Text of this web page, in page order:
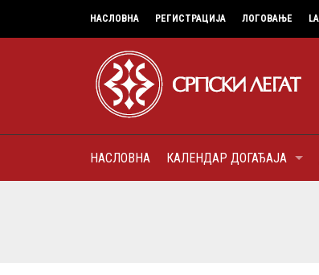
НАСЛОВНА РЕГИСТРАЦИЈА ЛОГОВАЊЕ
НАСЛОВНА КАЛЕНДАР ДОГАЂАЈА